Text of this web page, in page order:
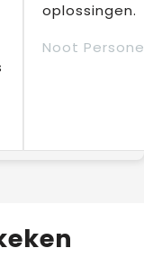
oplossingen.
Noot